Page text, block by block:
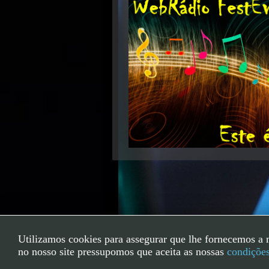
Utilizamos cookies para assegurar que lhe fornecemos
no nosso site pressupomos que aceita as nossas